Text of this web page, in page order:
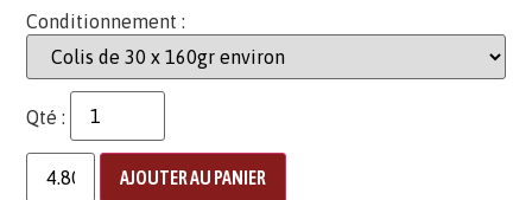
Conditionnement :
Qté :
AJOUTER AU PANIER